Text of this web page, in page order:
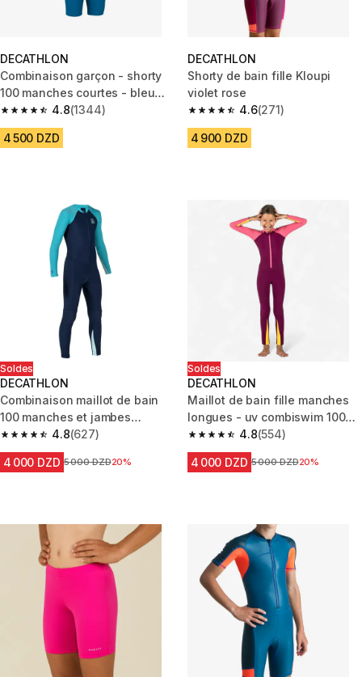
DECATHLON
Combinaison garçon - shorty
100 manches courtes - bleu
marine / bleu
4.8
4.8 out of 5 stars from 1344 reviews
(1344)
4 500 DZD
DECATHLON
Shorty de bain fille Kloupi
violet rose
4.6
4.6 out of 5 stars from 271
(271)
4 900 DZD
Soldes
DECATHLON
Combinaison maillot de bain
100 manches et jambes
longues garçon bleu - uv
4.8
4.8 out of 5 stars from 627 reviews
(627)
4 000 DZD Prix avant la réduction
5 000 DZD20%
Soldes
DECATHLON
Maillot de bain fille manches
longues - uv combiswim 100
rose violet4.8
4.8 out of 5 stars from 554
(554)
4 000 DZD Prix avant la réduction
5 000 DZD20%